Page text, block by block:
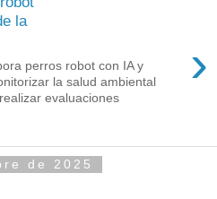
la
›
perros robot con IA y
la salud ambiental
evaluaciones
de 2025